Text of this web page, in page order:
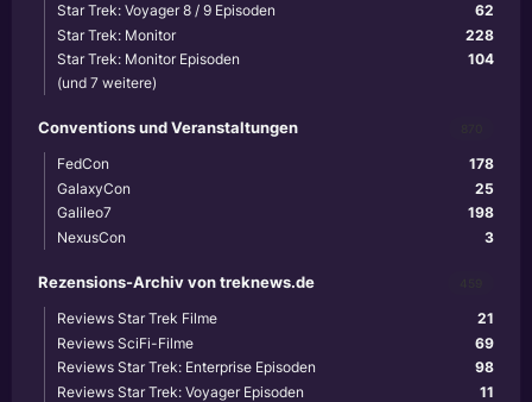
62
Star Trek: Voyager 8 / 9 Episoden
228
Star Trek: Monitor
104
Star Trek: Monitor Episoden
(und 7 weitere)
Conventions und Veranstaltungen
178
FedCon
25
GalaxyCon
198
Galileo7
3
NexusCon
Rezensions-Archiv von treknews.de
21
Reviews Star Trek Filme
69
Reviews SciFi-Filme
98
Reviews Star Trek: Enterprise Episoden
11
Reviews Star Trek: Voyager Episoden